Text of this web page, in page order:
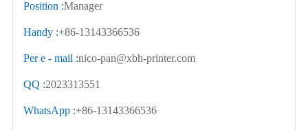
Position :Manager
Handy :+86-13143366536
Per e - mail :nico-pan@xbh-printer.com
QQ :2023313551
WhatsApp :+86-13143366536